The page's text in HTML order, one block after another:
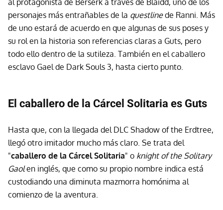
al protagonista de Berserk a través de Blaidd, uno de los
personajes más entrañables de la questlinede Ranni. Más
de uno estará de acuerdo en que algunas de sus poses y
su rol en la historia son referencias claras a Guts, pero
todo ello dentro de la sutileza. También en el caballero
esclavo Gael de Dark Souls 3, hasta cierto punto.
El caballero de la Cárcel Solitaria es Guts
Hasta que, con la llegada del DLC Shadow of the Erdtree,
llegó otro imitador mucho más claro. Se trata del
"caballero de la Cárcel Solitaria" o knight of the Solitary
Gaolen inglés, que como su propio nombre indica está
custodiando una diminuta mazmorra homónima al
comienzo de la aventura.